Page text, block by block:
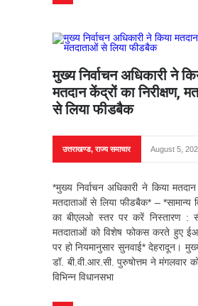
मुख्य निर्वाचन अधिकारी ने
मतदान केंद्रों का निरीक्षण,
से लिया फीडबैक
उत्तराखण्ड,राज्य समाचार August 5,
*मुख्य निर्वाचन अधिकारी ने किया मतदान
मतदाताओं से लिया फीडबैक* – *सामान्य
का बीएलओ स्तर पर करें निस्तारण :
मतदाताओं को विशेष फोकस करते हुए
पर हो नियमानुसार सुनवाई* देहरादून।
डॉ. बी.वी.आर.सी. पुरुषोत्तम ने मंगलवार
विभिन्न विधानसभा